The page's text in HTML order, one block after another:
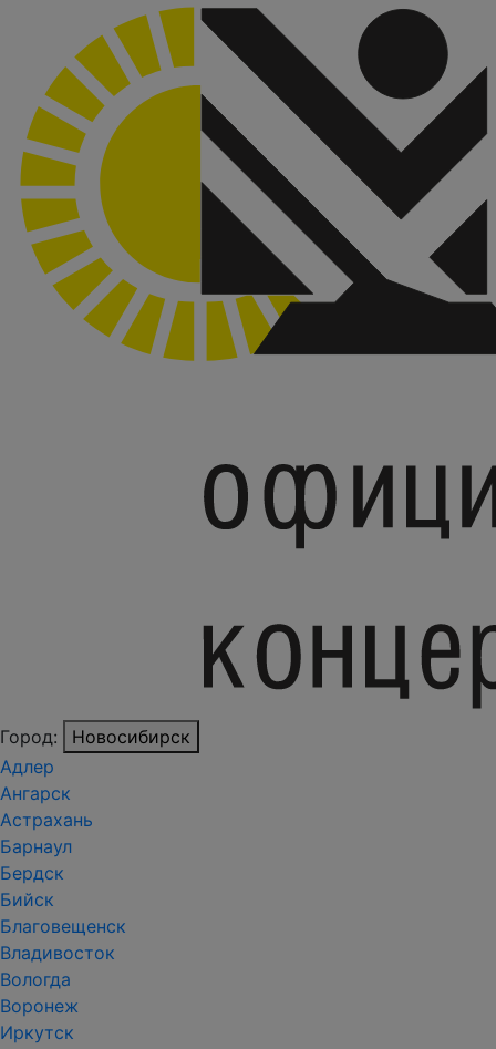
Город:
Новосибирск
Адлер
Ангарск
Астрахань
Барнаул
Бердск
Бийск
Благовещенск
Владивосток
Вологда
Воронеж
Иркутск